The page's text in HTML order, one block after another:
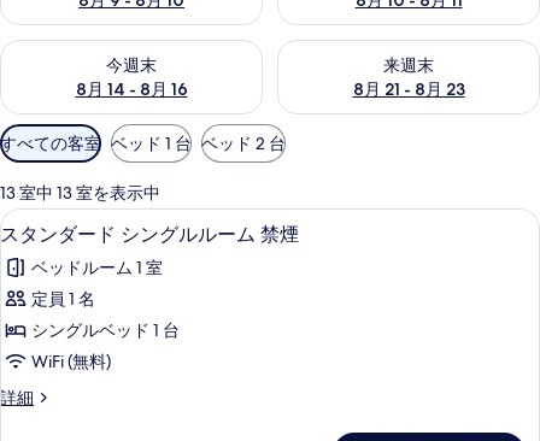
今週末
8月 14 - 8月 16
今週末 8月 14 - 8月 16 の空室状況をチェック
来週末
8月 21 - 8月 23
来週末 8月 21 - 8月 23 の空室
利
用
可
能
な
客
室
の
り
込
すべての客室 ベッド 1 台 ベッド 2 台
13 室中 13 室を表示中
ス
タ
ン
ダ
ー
シ
5
スタンダード シングルルーム 禁煙
ベッドルーム 1 室
定員 1 名
シングルベッド 1 台
WiFi (無料)
詳細
ス